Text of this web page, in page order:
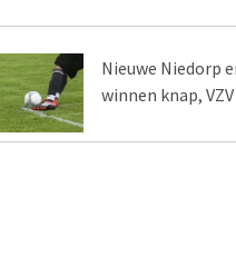
Nieuwe Niedorp
winnen knap,